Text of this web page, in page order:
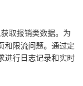
取报销类数据。为
和限流问题。通过定
进行日志记录和实时